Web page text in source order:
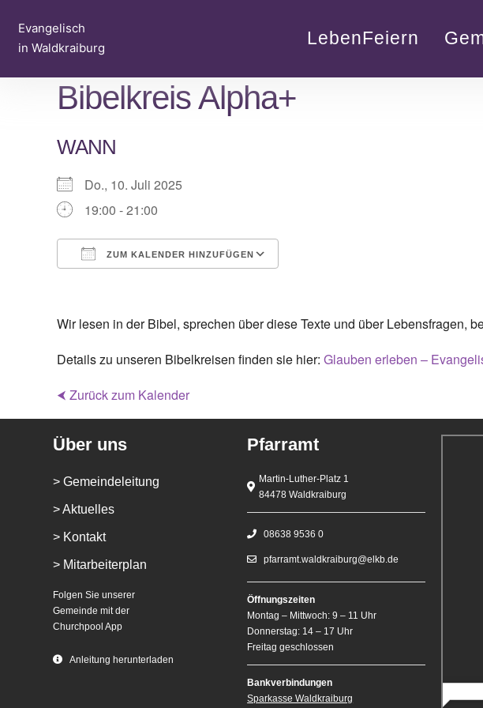
Inhalt
springen
Evangelisch
in Waldkraiburg
LebenFeiern
Bibelkreis Alpha+
WANN
Do., 10. Juli 2025
19:00 - 21:00
ZUM KALENDER HINZUFÜGEN
Wir lesen in der Bibel, sprechen über diese Texte und über Lebensfragen,
Details zu unseren Bibelkreisen finden sie hier: Glauben erleben –
⮜ Zurück zum Kalender
Über uns
> Gemeindeleitung
> Aktuelles
> Kontakt
> Mitarbeiterplan
Folgen Sie unserer
Gemeinde mit der
Churchpool App
Anleitung herunterladen
Pfarramt
Martin-Luther-Platz 1
84478 Waldkraiburg
08638 9536 0
pfarramt.waldkraiburg@elkb.de
Öffnungszeiten
Montag – Mittwoch: 9 – 11 Uhr
Donnerstag: 14 – 17 Uhr
Freitag geschlossen
Bankverbindungen
Sparkasse Waldkraiburg